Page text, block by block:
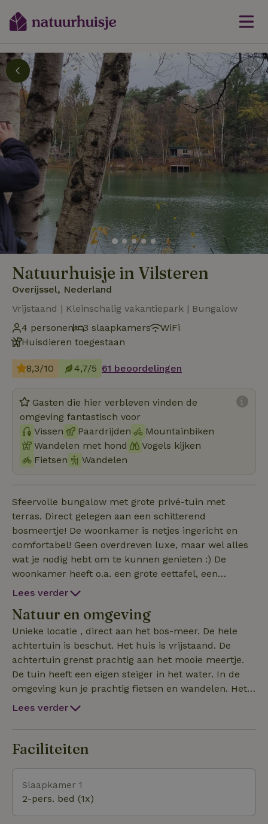
Natuurhuisje in Vilsteren
Overijssel, Nederland
Vrijstaand | Kleinschalig vakantiepark | Bungalow
4 personen
3 slaapkamers
WiFi
Huisdieren toegestaan
8,3/10 4,7/5 61 beoordelingen
Gasten die hier verbleven vinden de
omgeving fantastisch voor
Vissen
Paardrijden
Mountainbiken
Wandelen met hond
Vogels kijken
Fietsen
Wandelen
Sfeervolle bungalow met grote privé-tuin met
terras. Direct gelegen aan een schitterend
bosmeertje! De woonkamer is netjes ingericht en
comfortabel! Geen overdreven luxe, maar wel alles
wat je nodig hebt om te kunnen genieten :) De
woonkamer heeft o.a. een grote eettafel, een
hoekbank en een openhaard. De keuken is simpel,
bossen, voelt het heerlijk ontspannen! Er zijn 3
slaapkamers(2 2pers.bedden en 1 1pers.bed.)
Dekens en kussens zijn aanwezig.
Beddengoed/Lakens zelf meenemen. Handdoeken
ook zelf meenemen. Badkamer in 2025 vernieuwd.
Er is WiFi aanwezig en tv met een chromecast, er is
géén tv aansluiting. BBQ is aanwezig. En in de tuin
groepen jongeren, harde muziek etc is niet
toegestaan. Let op: er loopt een provinciale weg
horen. Honden zijn welkom, maar mogen niet
Lees verder
Natuur en omgeving
Unieke locatie , direct aan het bos-meer. De hele
achtertuin is beschut. Het huis is vrijstaand. De
achtertuin grenst prachtig aan het mooie meertje.
De tuin heeft een eigen steiger in het water. In de
omgeving kun je prachtig fietsen en wandelen. Het
huisje ligt ca 5 km van het centrum Ommen, waar
Op het park zelf zijn geen voorzieningen. Fietsen zijn
te huur in het centrum Ommen. ( Tip; verhuurders
Verder kun je de omgeving o.a. paardrijden of een
huifkar huren, met een bootje het prachtige
Vechtdal verkennen, naar een kinderboerderij etc
etc. Om bij thuiskomt lekker te relaxen op het
Lees verder
Faciliteiten
Slaapkamer 1
2-pers. bed (1x)